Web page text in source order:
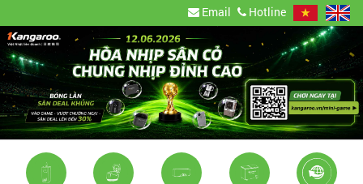
Email Hotline